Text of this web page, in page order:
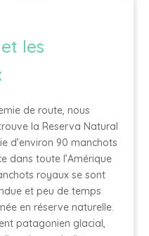
les
de route, nous
la Reserva Natural
d’environ 90 manchots
dans toute l’Amérique
royaux se sont
et peu de temps
en réserve naturelle.
patagonien glacial,